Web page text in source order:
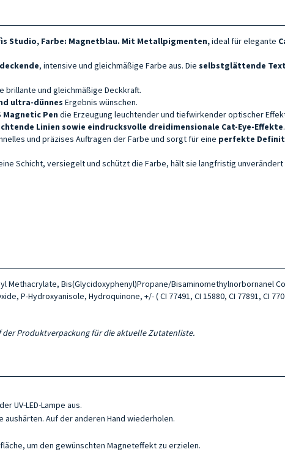
Studio, Farbe: Magnetblau. Mit Metallpigmenten,ideal für elegante
deckende, intensive und gleichmäßige Farbe aus. Die selbstglättende
und gleichmäßige Deckkraft.
ultra-dünnes Ergebnis wünschen.
Magnetic Pen die Erzeugung leuchtender und tiefwirkender optischer
Linien sowie eindrucksvolle dreidimensionale Cat-Eye-Effekte.
und präzises Auftragen der Farbe und sorgt für eine perfekte
Schicht, versiegelt und schützt die Farbe, hält sie langfristig unverändert
Methacrylate, Bis(Glycidoxyphenyl)Propane/Bisaminomethylnorbornanel
P-Hydroxyanisole, Hydroquinone, +/- ( CI 77491, CI 15880, CI 77891, CI
der Produktverpackung für die aktuelle Zutatenliste.
UV-LED-Lampe aus.
aushärten. Auf der anderen Hand wiederholen.
um den gewünschten Magneteffekt zu erzielen.